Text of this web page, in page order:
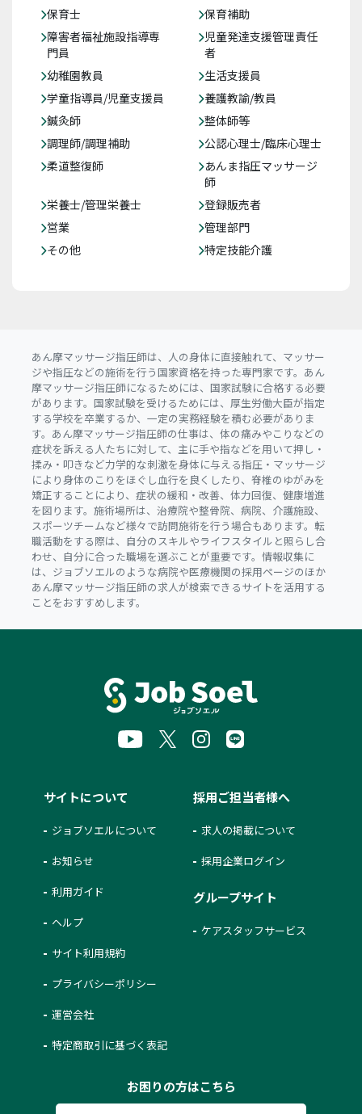
保育士
保育補助
障害者福祉施設指導専
門員
児童発達支援管理責任
者
幼稚園教員
生活支援員
学童指導員/児童支援員
養護教諭/教員
鍼灸師
整体師等
調理師/調理補助
公認心理士/臨床心理士
柔道整復師
あんま指圧マッサージ
師
栄養士/管理栄養士
登録販売者
営業
管理部門
その他
特定技能介護
あん摩マッサージ指圧師は、人の身体に直接触れて、マッサー
ジや指圧などの施術を行う国家資格を持った専門家です。あん
摩マッサージ指圧師になるためには、国家試験に合格する必要
があります。国家試験を受けるためには、厚生労働大臣が指定
する学校を卒業するか、一定の実務経験を積む必要がありま
す。あん摩マッサージ指圧師の仕事は、体の痛みやこりなどの
症状を訴える人たちに対して、主に手や指などを用いて押し・
揉み・叩きなど力学的な刺激を身体に与える指圧・マッサージ
により身体のこりをほぐし血行を良くしたり、脊椎のゆがみを
矯正することにより、症状の緩和・改善、体力回復、健康増進
を図ります。施術場所は、治療院や整骨院、病院、介護施設、
スポーツチームなど様々で訪問施術を行う場合もあります。転
職活動をする際は、自分のスキルやライフスタイルと照らし合
わせ、自分に合った職場を選ぶことが重要です。情報収集に
は、ジョブソエルのような病院や医療機関の採用ページのほか
あん摩マッサージ指圧師の求人が検索できるサイトを活用する
ことをおすすめします。
サイトについて
ジョブソエルについて
お知らせ
利用ガイド
ヘルプ
サイト利用規約
プライバシーポリシー
運営会社
特定商取引に基づく表記
採用ご担当者様へ
求人の掲載について
採用企業ログイン
グループサイト
ケアスタッフサービス
お困りの方はこちら